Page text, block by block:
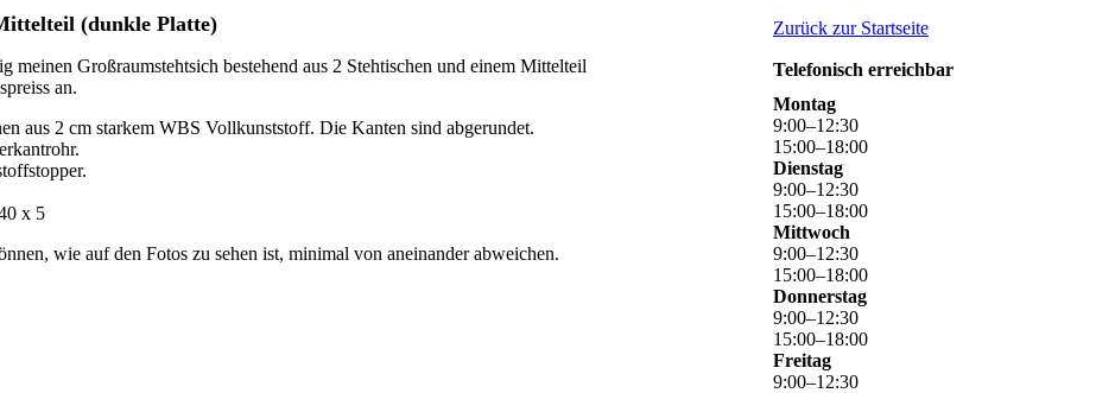
(dunkle Platte)
Großraumstehtsich bestehend aus 2 Stehtischen und einem Mittelteil
an.
aus 2 cm starkem WBS Vollkunststoff. Die Kanten sind abgerundet.
x 5
wie auf den Fotos zu sehen ist, minimal von aneinander abweichen.
Zurück zur Startseite
Telefonisch erreichbar
Montag
9:00–12:30
15:00–18:00
Dienstag
9:00–12:30
15:00–18:00
Mittwoch
9:00–12:30
15:00–18:00
Donnerstag
9:00–12:30
15:00–18:00
Freitag
9:00–12:30